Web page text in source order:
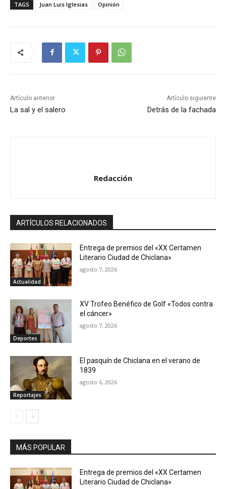
TAGS Juan Luis Iglesias Opinión
Artículo anterior
La sal y el salero
Artículo siguiente
Detrás de la fachada
Redacción
ARTÍCULOS RELACIONADOS
Actualidad
Entrega de premios del «XX Certamen
Literario Ciudad de Chiclana»
agosto 7, 2026
Deportes
XV Trofeo Benéfico de Golf «Todos contra
el cáncer»
agosto 7, 2026
Reportajes
El pasquín de Chiclana en el verano de
1839
agosto 6, 2026
MÁS POPULAR
Entrega de premios del «XX Certamen
Literario Ciudad de Chiclana»